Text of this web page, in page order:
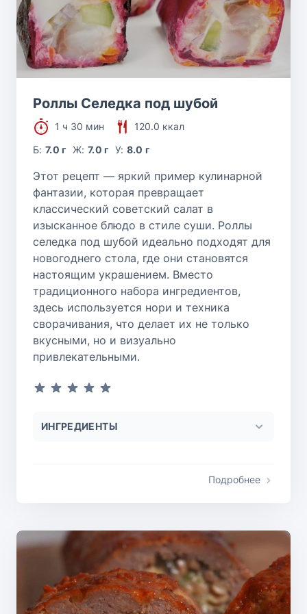
Роллы Селедка под шубой
1 ч 30 мин
120.0 ккал
Б:7.0 г Ж: 7.0 г У: 8.0 г
Этот рецепт — яркий пример кулинарной
фантазии, которая превращает
классический советский салат в
изысканное блюдо в стиле суши. Роллы
селедка под шубой идеально подходят для
новогоднего стола, где они становятся
настоящим украшением. Вместо
традиционного набора ингредиентов,
здесь используется нори и техника
сворачивания, что делает их не только
вкусными, но и визуально
привлекательными.
ИНГРЕДИЕНТЫ
Подробнее